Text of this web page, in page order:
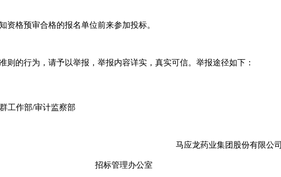
资格预审合格的报名单位前来参加投标。
则的行为，请予以举报，举报内容详实，真实可信。举报途径如下：
工作部/审计监察部
马应龙药业集团股份有限公司
招标管理办公室